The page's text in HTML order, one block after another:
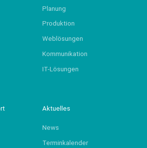
Planung
Produktion
Weblösungen
Kommunikation
IT-Lösungen
Aktuelles
News
Terminkalender